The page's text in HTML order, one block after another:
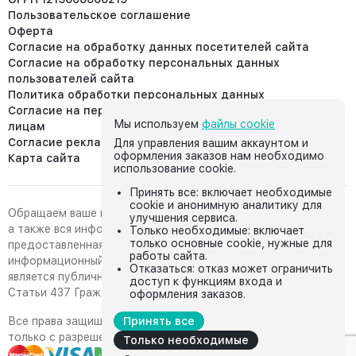
Пользовательское соглашение
Оферта
Согласие на обработку данных посетителей сайта
Согласие на обработку персональных данных
пользователей сайта
Политика обработки персональных данных
Согласие на передачу персональных данных третьим
лицам
Согласие реклама
Карта сайта
Обращаем ваше внимание на то, что данный интернет-сайт,
а также вся информация о товарах и ценах,
предоставленная на нём, носит исключительно
информационный характер и ни при каких условиях не
является публичной офертой, определяемой положениями
Статьи 437 Гражданского кодекса Российской Федерации.
Все права защищены, любое копирование с сайта возможно
только с разрешения владельца сайта
Мы используем файлы cookie
Для управления вашим аккаунтом и
оформления заказов нам необходимо
использование cookie.
Принять все: включает необходимые
cookie и анонимную аналитику для
улучшения сервиса.
Только необходимые: включает
только основные cookie, нужные для
работы сайта.
Отказаться: отказ может ограничить
доступ к функциям входа и
оформления заказов.
Принять все
Только необходимые